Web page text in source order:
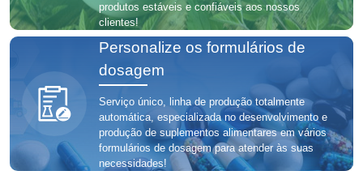
produtos estáveis ​​e confiáveis ​​aos nossos
clientes!
Personalize os formulários de
dosagem
Serviço único, linha de produção totalmente
automática, especializada no desenvolvimento e
produção de suplementos alimentares em vários
formulários de dosagem para atender às suas
necessidades!